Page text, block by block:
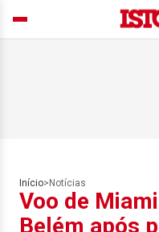
Início> Notícias
Voo de
Belém após